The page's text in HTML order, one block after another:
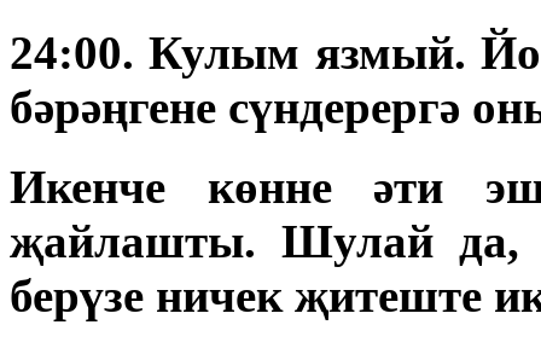
24:00. Кулым язмый.
бәрәңгене сүндерергә
Икенче көнне әти
җайлашты. Шулай да,
берүзе ничек җитеште